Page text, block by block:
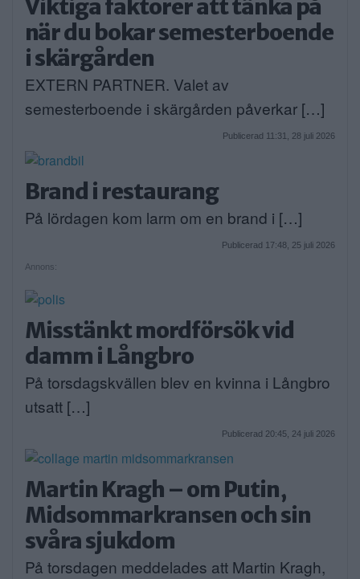
Viktiga faktorer att tänka på
när du bokar semesterboende
i skärgården
EXTERN PARTNER. Valet av
semesterboende i skärgården påverkar […]
Publicerad 11:31, 28 juli 2026
Brand i restaurang
På lördagen kom larm om en brand i […]
Publicerad 17:48, 25 juli 2026
Annons:
Misstänkt mordförsök vid
damm i Långbro
På torsdagskvällen blev en kvinna i Långbro
utsatt […]
Publicerad 20:45, 24 juli 2026
Martin Kragh – om Putin,
Midsommarkransen och sin
svåra sjukdom
På torsdagen meddelades att Martin Kragh,